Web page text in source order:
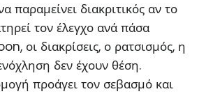
παραμείνει διακριτικός αν το
τον έλεγχο ανά πάσα
οι διακρίσεις, ο ρατσισμός, η
δεν έχουν θέση.
προάγει τον σεβασμό και